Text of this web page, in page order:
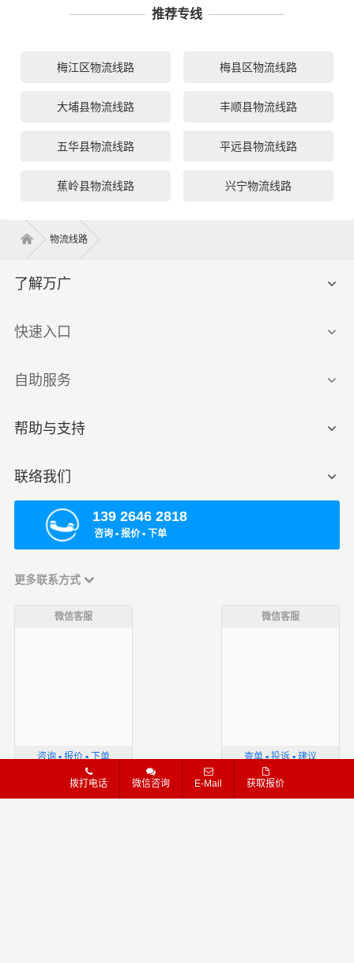
推荐专线
梅江区物流线路 梅县区物流线路
大埔县物流线路 丰顺县物流线路
五华县物流线路 平远县物流线路
蕉岭县物流线路 兴宁物流线路
物流线路
拨打电话 微信咨询 E-Mail 获取报价
了解万广
快速入口
自助服务
帮助与支持
联络我们
139 2646 2818
咨询 ▪ 报价 ▪ 下单
更多联系方式
微信客服
咨询 ▪ 报价 ▪ 下单
微信客服
查单 ▪ 投诉 ▪ 建议